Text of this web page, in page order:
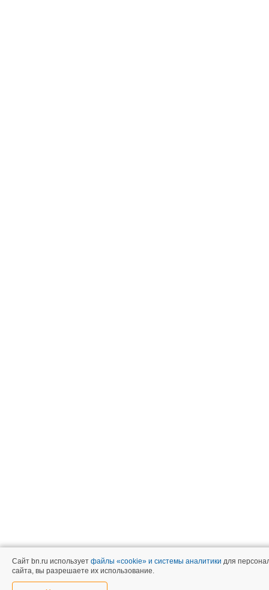
Сайт bn.ru использует файлы «cookie» и системы аналитики для
сайта, вы разрешаете их использование.